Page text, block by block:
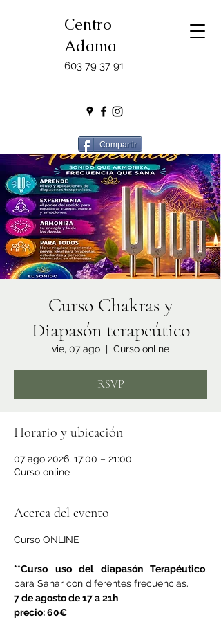
Centro
Adama
603 79 37 91
Compartir
Curso Chakras y
Diapasón terapeútico
vie, 07 ago
  |
Curso online
RSVP
Horario y ubicación
07 ago 2026, 17:00 – 21:00
Curso online
Acerca del evento
Curso ONLINE
**Curso uso del diapasón Terapéutico,
para Sanar con diferentes frecuencias.
7 de agosto de 17 a 21h
precio: 60€